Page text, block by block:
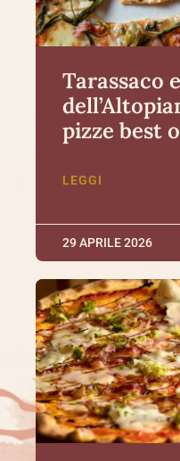
Tarassaco
pizze best
LEGGI
29 APRILE 2026